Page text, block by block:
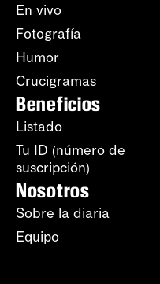
En vivo
Fotografía
Humor
Crucigramas
Beneficios
Listado
Tu ID (número de
suscripción)
Nosotros
Sobre la diaria
Equipo